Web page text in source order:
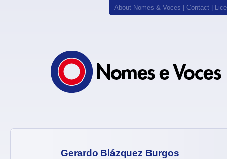
About Nomes & Voces Contact
Gerardo Blázquez Burgos